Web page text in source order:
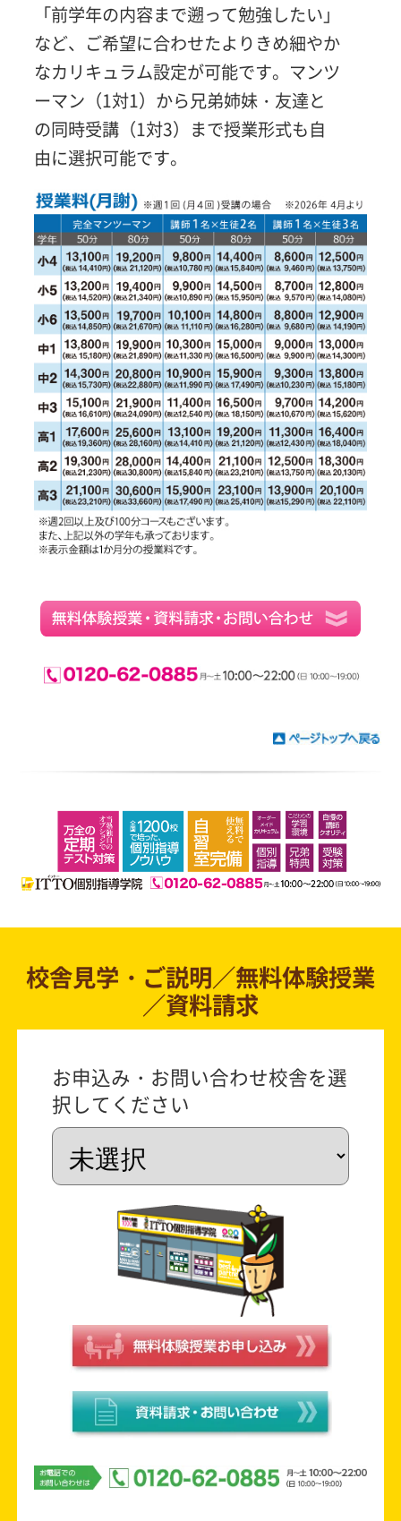
「前学年の内容まで遡って勉強したい」
など、ご希望に合わせたよりきめ細やか
なカリキュラム設定が可能です。マンツ
ーマン（1対1）から兄弟姉妹・友達と
の同時受講（1対3）まで授業形式も自
由に選択可能です。
校舎見学・ご説明／無料体験授業
／資料請求
お申込み・お問い合わせ校舎を選
択してください